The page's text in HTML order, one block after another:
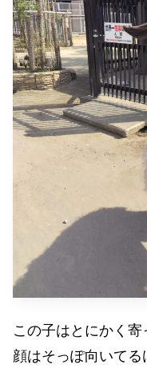
この子はとにかく寄
顔はそっぽ向いてる